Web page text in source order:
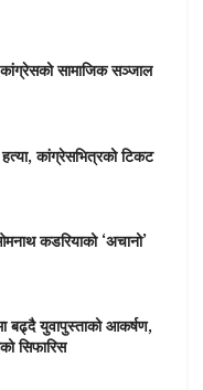
सामाजिक सञ्जाल
कांग्रेसभित्रको टिकट
कडरियाको ‘अचानो’
बढ्दै युवापुस्ताको आकर्षण,
सिफारिस